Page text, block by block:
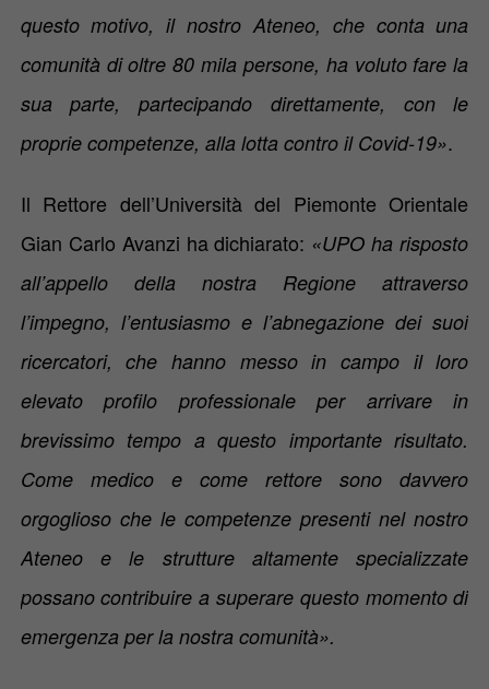
questo motivo, il nostro Ateneo, che conta una
comunità di oltre 80 mila persone, ha voluto fare la
sua parte, partecipando direttamente, con le
proprie competenze, alla lotta contro il Covid-19».
Il Rettore dell’Università del Piemonte Orientale
Gian Carlo Avanzi ha dichiarato: «UPO ha risposto
all’appello della nostra Regione attraverso
l’impegno, l’entusiasmo e l’abnegazione dei suoi
ricercatori, che hanno messo in campo il loro
elevato profilo professionale per arrivare in
brevissimo tempo a questo importante risultato.
Come medico e come rettore sono davvero
orgoglioso che le competenze presenti nel nostro
Ateneo e le strutture altamente specializzate
possano contribuire a superare questo momento di
emergenza per la nostra comunità».